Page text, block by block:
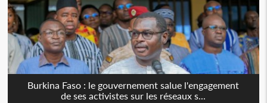
Burkina Faso : le gouvernement salue l'engagement
de ses activistes sur les réseaux s...